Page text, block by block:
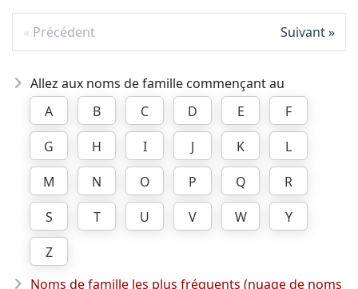
Précédent Suivant
Allez aux noms de famille commençant au
A
B C D E
F
G
H I J K
L
M
N O P Q
R
S
T U V W
Y
Z
Noms de famille les plus fréquents (nuage de noms